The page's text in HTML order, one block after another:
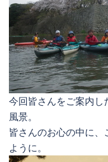
今回皆さんをご案内
風景。
皆さんのお心の中に
ように。